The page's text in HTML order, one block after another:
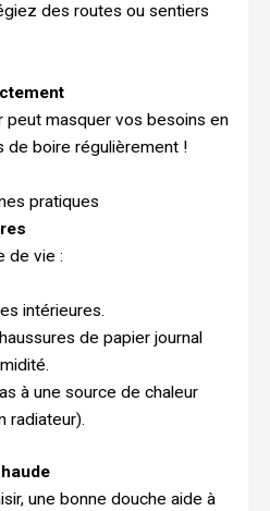
des routes ou sentiers
peut masquer vos besoins en
de boire régulièrement !
pratiques
de vie :
intérieures.
de papier journal
à une source de chaleur
radiateur).
une bonne douche aide à